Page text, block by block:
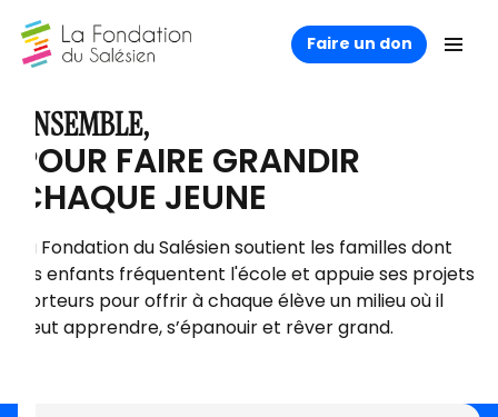
Faire un don
ENSEMBLE,
POUR FAIRE GRANDIR
CHAQUE JEUNE
La Fondation du Salésien soutient les familles dont
les enfants fréquentent l'école et appuie ses projets
porteurs pour offrir à chaque élève un milieu où il
peut apprendre, s’épanouir et rêver grand.